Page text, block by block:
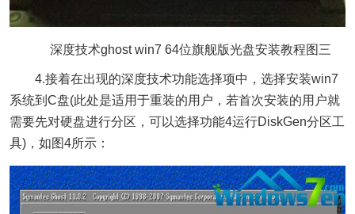
深度技术ghost win7 64位旗舰版光盘安装教程图三
4.接着在出现的深度技术功能选择项中，选择安装win7
系统到C盘(此处是适用于重装的用户，若首次安装的用户就
需要先对硬盘进行分区，可以选择功能4运行DiskGen分区工
具)，如图4所示：